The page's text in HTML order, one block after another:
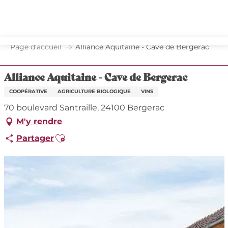
principal
Page d’accueil Alliance Aquitaine - Cave de Bergerac
Alliance Aquitaine - Cave de Bergerac
COOPÉRATIVE AGRICULTURE BIOLOGIQUE VINS
70 boulevard Santraille, 24100 Bergerac
M'y rendre
PartagerAjouter aux favoris